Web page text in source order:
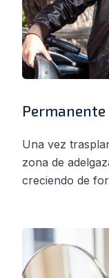
Permanente
Una vez
zona de
creciendo de